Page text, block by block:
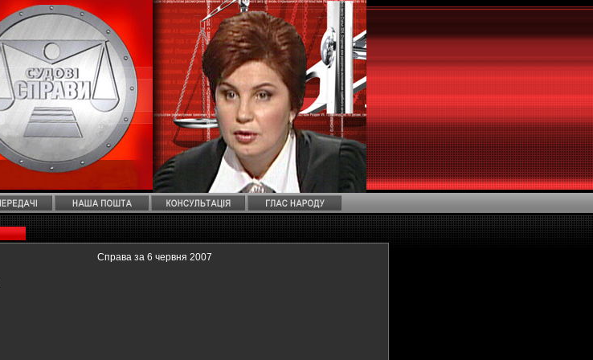
Справа за 6 червня 2007